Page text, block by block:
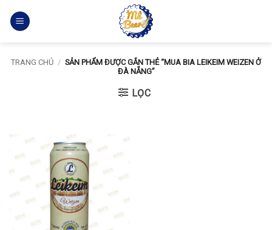
qua
TRANG CHỦ / SẢN PHẨM ĐƯỢC GẮN THẺ “MUA BIA LEIKEIM WEIZEN Ở
ĐÀ NẴNG”
LỌC